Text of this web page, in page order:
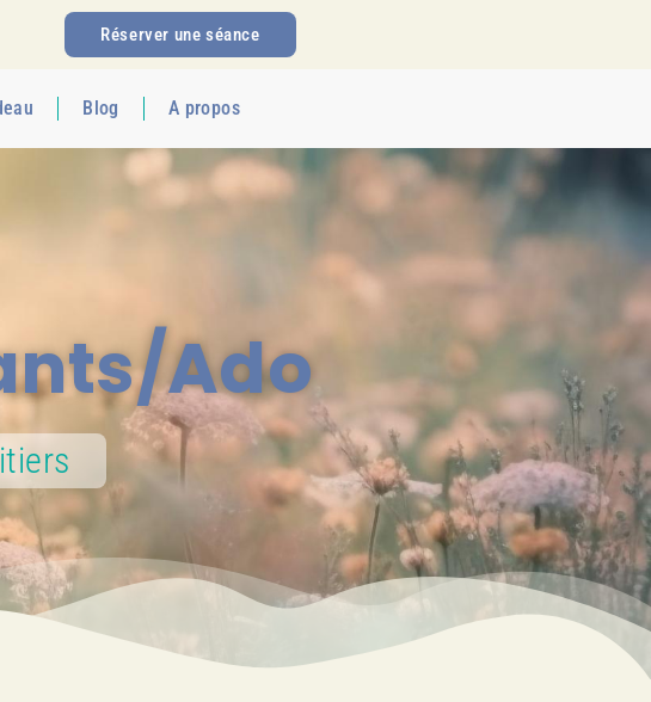
Réserver une séance
Blog A propos
Ado